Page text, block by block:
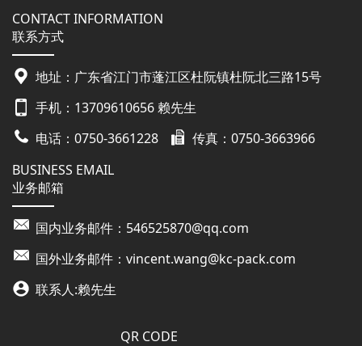
CONTACT INFORMATION
联系方式
地址：广东省江门市蓬江区杜阮镇杜阮北三路15号
手机： 13709610656赖先生
电话： 0750-3661228 传真： 0750-3663966
BUSINESS EMAIL
业务邮箱
国内业务邮件： 546525870@qq.com
国外业务邮件： vincent.wang@kc-pack.com
联系人:赖先生
QR CODE